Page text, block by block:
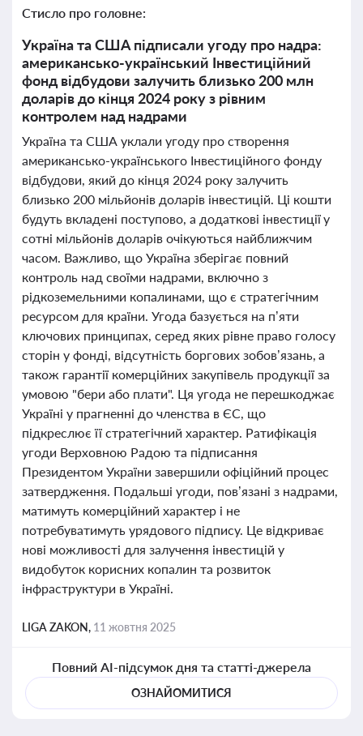
Стисло про головне:
Україна та США підписали угоду про надра:
американсько-український Інвестиційний
фонд відбудови залучить близько 200 млн
доларів до кінця 2024 року з рівним
контролем над надрами
Україна та США уклали угоду про створення
американсько-українського Інвестиційного фонду
відбудови, який до кінця 2024 року залучить
близько 200 мільйонів доларів інвестицій. Ці кошти
будуть вкладені поступово, а додаткові інвестиції у
сотні мільйонів доларів очікуються найближчим
часом. Важливо, що Україна зберігає повний
контроль над своїми надрами, включно з
рідкоземельними копалинами, що є стратегічним
ресурсом для країни. Угода базується на п’яти
ключових принципах, серед яких рівне право голосу
сторін у фонді, відсутність боргових зобов’язань, а
також гарантії комерційних закупівель продукції за
умовою "бери або плати". Ця угода не перешкоджає
Україні у прагненні до членства в ЄС, що
підкреслює її стратегічний характер. Ратифікація
угоди Верховною Радою та підписання
Президентом України завершили офіційний процес
затвердження. Подальші угоди, пов’язані з надрами,
матимуть комерційний характер і не
потребуватимуть урядового підпису. Це відкриває
нові можливості для залучення інвестицій у
видобуток корисних копалин та розвиток
інфраструктури в Україні.
LIGA ZAKON, 11 жовтня 2025
Повний AI-підсумок дня та статті-джерела
ОЗНАЙОМИТИСЯ